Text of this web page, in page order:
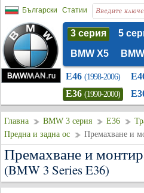
Български Статии
3 серия 5
BMW X5
E46 (1998-2006)
E36 (1990-2000)
Главна BMW 3 серия E36
Предна и задна ос
Премахване и
Премахване и
(BMW 3 Series E36)